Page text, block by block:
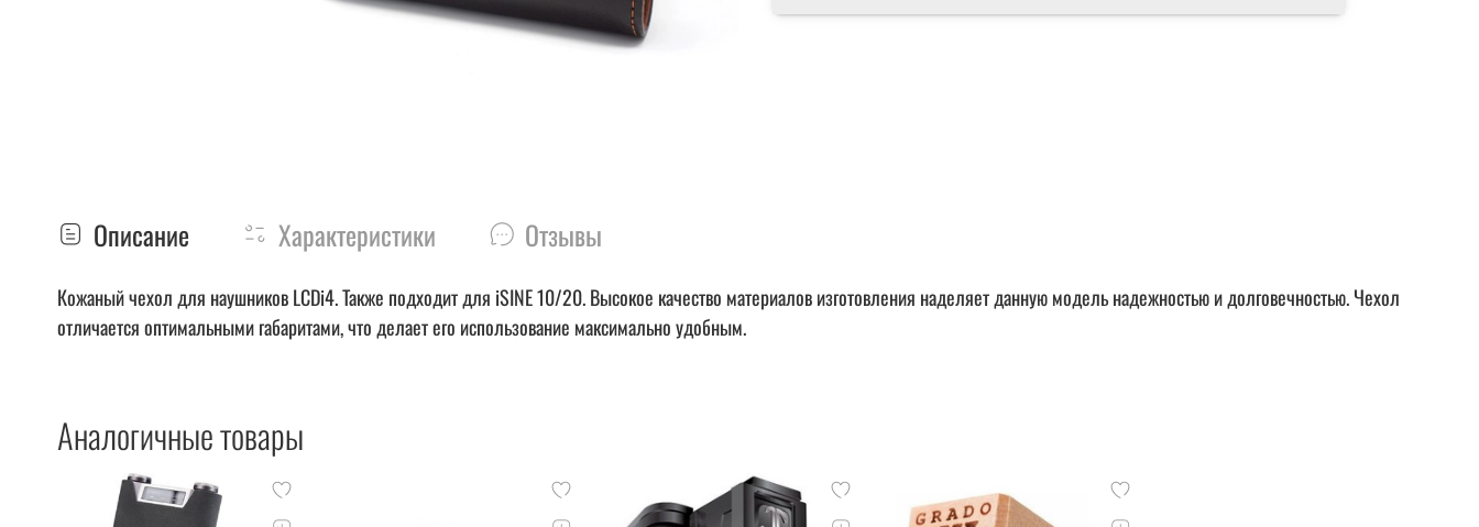
Описание Характеристики Отзывы
Кожаный чехол для наушников LCDi4. Также подходит для iSINE 10/20. Высокое качество материалов изготовления наделяет данную модель надежностью и долговечностью. Чехол
отличается оптимальными габаритами, что делает его использование максимально удобным.
Аналогичные товары